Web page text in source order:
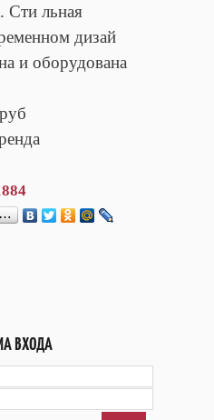
Сти льная
дизай
и оборудована
ВХОДА